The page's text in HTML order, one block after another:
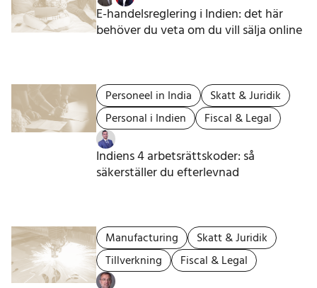
E-handelsreglering i Indien: det här
behöver du veta om du vill sälja online
Personeel in India
Skatt & Juridik
Personal i Indien
Fiscal & Legal
Indiens 4 arbetsrättskoder: så
säkerställer du efterlevnad
Manufacturing
Skatt & Juridik
Tillverkning
Fiscal & Legal